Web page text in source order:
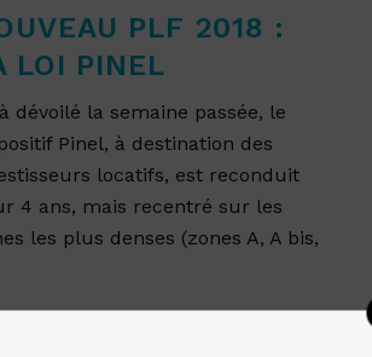
PLF 2018 :
LOI PINEL
dévoilé la semaine passée, le
Pinel, à destination des
locatifs, est reconduit
4 ans, mais recentré sur les
les plus denses (zones A, A bis,